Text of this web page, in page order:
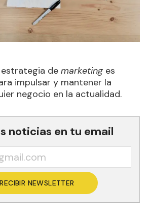
estrategia de marketing es
impulsar y mantener la
negocio en la actualidad.
noticias en tu email
RECIBIR NEWSLETTER